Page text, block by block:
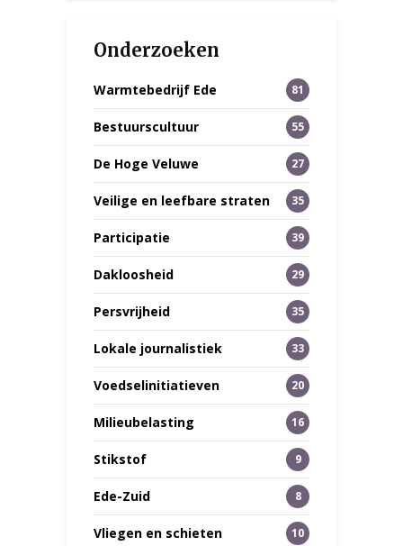
Onderzoeken
Warmtebedrijf Ede 81
Bestuurscultuur 55
De Hoge Veluwe 27
Veilige en leefbare straten 35
Participatie 39
Dakloosheid 29
Persvrijheid 35
Lokale journalistiek 33
Voedselinitiatieven 20
Milieubelasting 16
Stikstof 9
Ede-Zuid 8
Vliegen en schieten 10